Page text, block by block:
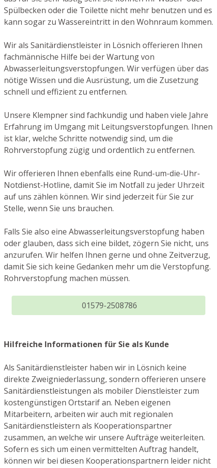
Spülbecken oder die Toilette nicht mehr benutzen und es
kann sogar zu Wassereintritt in den Wohnraum kommen.
Wir als Sanitärdienstleister in Lösnich offerieren Ihnen
fachmännische Hilfe bei der Wartung von
Abwasserleitungsverstopfungen. Wir verfügen über das
nötige Wissen und die Ausrüstung, um die Zusetzung
schnell und effizient zu entfernen.
Unsere Klempner sind fachkundig und haben viele Jahre
Erfahrung im Umgang mit Leitungsverstopfungen. Ihnen
ist klar, welche Schritte notwendig sind, um die
Rohrverstopfung zügig und ordentlich zu entfernen.
Wir offerieren Ihnen ebenfalls eine Rund-um-die-Uhr-
Notdienst-Hotline, damit Sie im Notfall zu jeder Uhrzeit
auf uns zählen können. Wir sind jederzeit für Sie zur
Stelle, wenn Sie uns brauchen.
Falls Sie also eine Abwasserleitungsverstopfung haben
oder glauben, dass sich eine bildet, zögern Sie nicht, uns
anzurufen. Wir helfen Ihnen gerne und ohne Zeitverzug,
damit Sie sich keine Gedanken mehr um die Verstopfung.
Rohrverstopfung machen müssen.
01579-2508786
Hilfreiche Informationen für Sie als Kunde
Als Sanitärdienstleister haben wir in Lösnich keine
direkte Zweigniederlassung, sondern offerieren unsere
Sanitärdienstleistungen als mobiler Dienstleister zum
kostengünstigen Ortstarif an. Neben eigenen
Mitarbeitern, arbeiten wir auch mit regionalen
Sanitärdienstleistern als Kooperationspartner
zusammen, an welche wir unsere Aufträge weiterleiten.
Sofern es sich um einen vermittelten Auftrag handelt,
können wir bei diesen Kooperationspartnern leider nicht